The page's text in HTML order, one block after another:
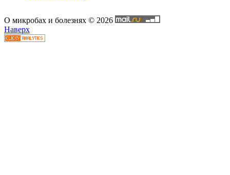
О микробах и болезнях © 2026
Наверх